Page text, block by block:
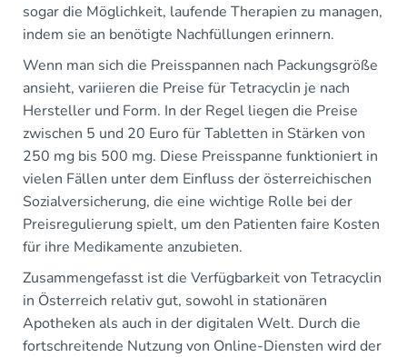
sogar die Möglichkeit, laufende Therapien zu managen,
indem sie an benötigte Nachfüllungen erinnern.
Wenn man sich die Preisspannen nach Packungsgröße
ansieht, variieren die Preise für Tetracyclin je nach
Hersteller und Form. In der Regel liegen die Preise
zwischen 5 und 20 Euro für Tabletten in Stärken von
250 mg bis 500 mg. Diese Preisspanne funktioniert in
vielen Fällen unter dem Einfluss der österreichischen
Sozialversicherung, die eine wichtige Rolle bei der
Preisregulierung spielt, um den Patienten faire Kosten
für ihre Medikamente anzubieten.
Zusammengefasst ist die Verfügbarkeit von Tetracyclin
in Österreich relativ gut, sowohl in stationären
Apotheken als auch in der digitalen Welt. Durch die
fortschreitende Nutzung von Online-Diensten wird der